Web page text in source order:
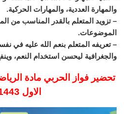
والمهارة العددية، والمهارات الحركية.
– تزويد المتعلم بالقدر المناسب من
الموضوعات.
– تعريفه المتعلم بنعم الله عليه في
والجغرافية ليحسن استخدام النعم،
الاول 1443 هـ